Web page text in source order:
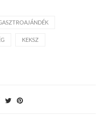
KEKSZ